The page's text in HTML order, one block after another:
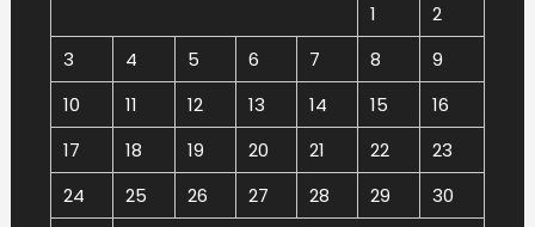
1
2
3
4 5 6 7 8
9
10
11 12 13 14 15
16
17
18 19 20 21 22
23
24
25 26 27 28 29
30